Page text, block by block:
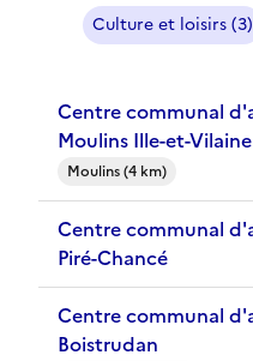
Culture et loisirs (3)
Centre communal d'action sociale (CCAS) -
Moulins Ille-et-Vilaine
Moulins (4 km)
Centre communal d'action sociale (CCAS) -
Piré-Chancé
Centre communal d'action sociale (CCAS) -
Boistrudan